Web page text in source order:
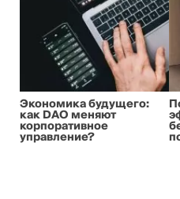
Экономика будущего:
как DAO меняют
корпоративное
управление?